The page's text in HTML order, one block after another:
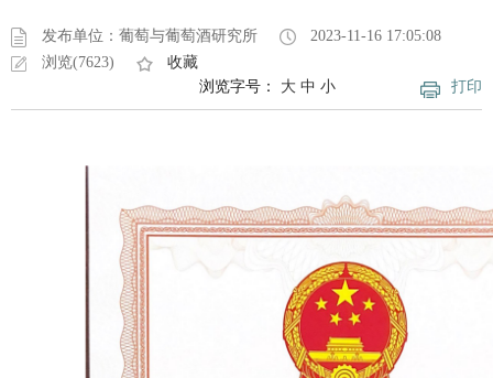
发布单位：葡萄与葡萄酒研究所
2023-11-16 17:05:08
浏览(7623)
收藏
打印
浏览字号： 大 中 小